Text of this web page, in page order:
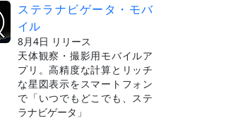
ステラナビゲータ・モバ
イル
8月4日 リリース
天体観察・撮影用モバイルア
プリ。高精度な計算とリッチ
な星図表示をスマートフォン
で「いつでもどこでも、ステ
ラナビゲータ」